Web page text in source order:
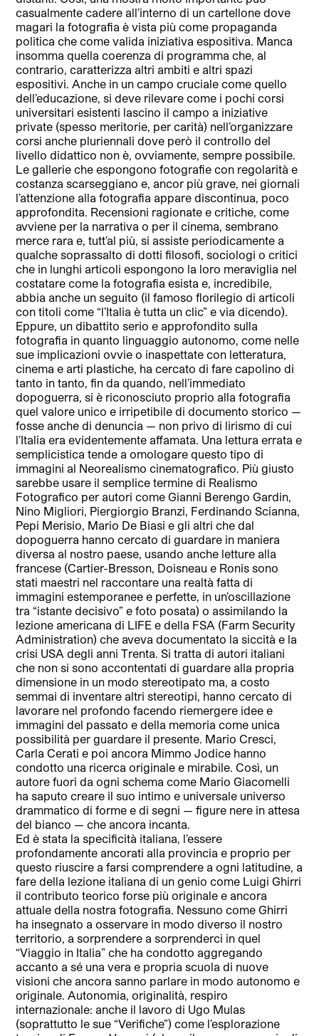
casualmente cadere all’interno di un cartellone dove
magari la fotografia è vista più come propaganda
politica che come valida iniziativa espositiva. Manca
insomma quella coerenza di programma che, al
contrario, caratterizza altri ambiti e altri spazi
espositivi. Anche in un campo cruciale come quello
dell’educazione, si deve rilevare come i pochi corsi
universitari esistenti lascino il campo a iniziative
private (spesso meritorie, per carità) nell’organizzare
corsi anche pluriennali dove però il controllo del
livello didattico non è, ovviamente, sempre possibile.
Le gallerie che espongono fotografie con regolarità e
costanza scarseggiano e, ancor più grave, nei giornali
l’attenzione alla fotografia appare discontinua, poco
approfondita. Recensioni ragionate e critiche, come
avviene per la narrativa o per il cinema, sembrano
merce rara e, tutt’al più, si assiste periodicamente a
qualche soprassalto di dotti filosofi, sociologi o critici
che in lunghi articoli espongono la loro meraviglia nel
costatare come la fotografia esista e, incredibile,
abbia anche un seguito (il famoso florilegio di articoli
con titoli come “l’Italia è tutta un clic” e via dicendo).
Eppure, un dibattito serio e approfondito sulla
fotografia in quanto linguaggio autonomo, come nelle
sue implicazioni ovvie o inaspettate con letteratura,
cinema e arti plastiche, ha cercato di fare capolino di
tanto in tanto, fin da quando, nell’immediato
dopoguerra, si è riconosciuto proprio alla fotografia
quel valore unico e irripetibile di documento storico —
fosse anche di denuncia — non privo di lirismo di cui
l’Italia era evidentemente affamata. Una lettura errata e
semplicistica tende a omologare questo tipo di
immagini al Neorealismo cinematografico. Più giusto
sarebbe usare il semplice termine di Realismo
Fotografico per autori come Gianni Berengo Gardin,
Nino Migliori, Piergiorgio Branzi, Ferdinando Scianna,
Pepi Merisio, Mario De Biasi e gli altri che dal
dopoguerra hanno cercato di guardare in maniera
diversa al nostro paese, usando anche letture alla
francese (Cartier-Bresson, Doisneau e Ronis sono
stati maestri nel raccontare una realtà fatta di
immagini estemporanee e perfette, in un’oscillazione
tra “istante decisivo” e foto posata) o assimilando la
lezione americana di LIFE e della FSA (Farm Security
Administration) che aveva documentato la siccità e la
crisi USA degli anni Trenta. Si tratta di autori italiani
che non si sono accontentati di guardare alla propria
dimensione in un modo stereotipato ma, a costo
semmai di inventare altri stereotipi, hanno cercato di
lavorare nel profondo facendo riemergere idee e
immagini del passato e della memoria come unica
possibilità per guardare il presente. Mario Cresci,
Carla Cerati e poi ancora Mimmo Jodice hanno
condotto una ricerca originale e mirabile. Così, un
autore fuori da ogni schema come Mario Giacomelli
ha saputo creare il suo intimo e universale universo
drammatico di forme e di segni — figure nere in attesa
del bianco — che ancora incanta.
Ed è stata la specificità italiana, l’essere
profondamente ancorati alla provincia e proprio per
questo riuscire a farsi comprendere a ogni latitudine, a
fare della lezione italiana di un genio come Luigi Ghirri
il contributo teorico forse più originale e ancora
attuale della nostra fotografia. Nessuno come Ghirri
ha insegnato a osservare in modo diverso il nostro
territorio, a sorprendere a sorprenderci in quel
“Viaggio in Italia” che ha condotto aggregando
accanto a sé una vera e propria scuola di nuove
visioni che ancora sanno parlare in modo autonomo e
originale. Autonomia, originalità, respiro
internazionale: anche il lavoro di Ugo Mulas
(soprattutto le sue “Verifiche”) come l’esplorazione